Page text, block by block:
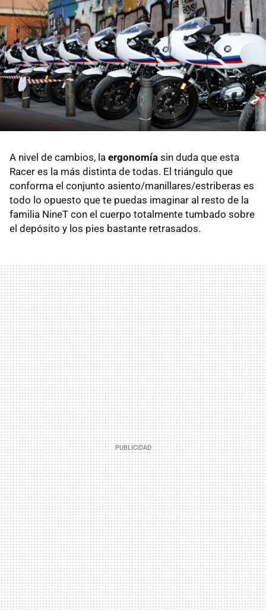
A nivel de cambios, la ergonomía sin duda que esta
Racer es la más distinta de todas. El triángulo que
conforma el conjunto asiento/manillares/estriberas es
todo lo opuesto que te puedas imaginar al resto de la
familia NineT con el cuerpo totalmente tumbado sobre
el depósito y los pies bastante retrasados.